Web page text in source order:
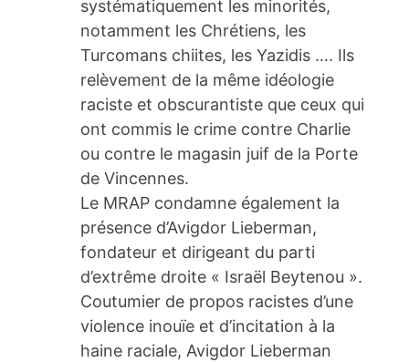
systématiquement les minorités,
notamment les Chrétiens, les
Turcomans chiites, les Yazidis …. Ils
relèvement de la même idéologie
raciste et obscurantiste que ceux qui
ont commis le crime contre Charlie
ou contre le magasin juif de la Porte
de Vincennes.
Le MRAP condamne également la
présence d’Avigdor Lieberman,
fondateur et dirigeant du parti
d’extrême droite « Israël Beytenou ».
Coutumier de propos racistes d’une
violence inouïe et d’incitation à la
haine raciale, Avigdor Lieberman